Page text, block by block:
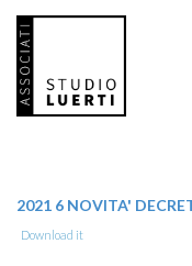
2021 6 NOVITA'
Download it